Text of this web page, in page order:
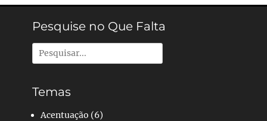
Pesquise no Que Falta
Pesquisar
por:
Temas
Acentuação (6)